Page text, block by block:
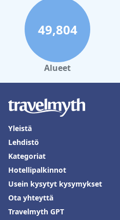
49,804
Alueet
Yleistä
Lehdistö
Kategoriat
Hotellipalkinnot
Usein kysytyt kysymykset
Ota yhteyttä
Travelmyth GPT